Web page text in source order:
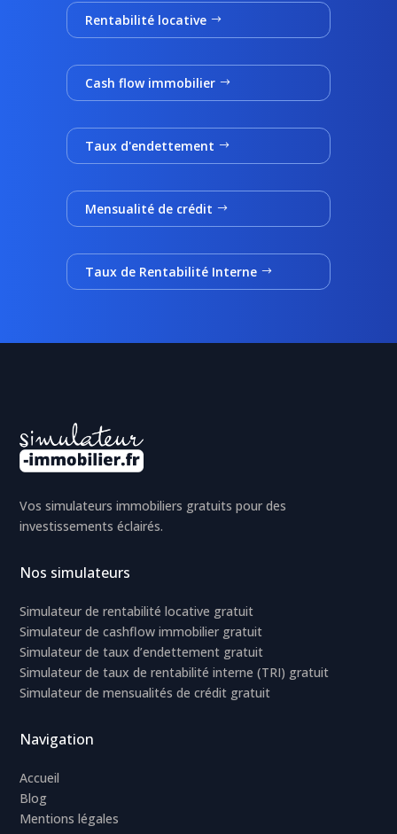
Rentabilité locative
Cash flow immobilier
Taux d'endettement
Mensualité de crédit
Taux de Rentabilité Interne
Vos simulateurs immobiliers gratuits pour des
investissements éclairés.
Nos simulateurs
Simulateur de rentabilité locative gratuit
Simulateur de cashflow immobilier gratuit
Simulateur de taux d’endettement gratuit
Simulateur de taux de rentabilité interne (TRI) gratuit
Simulateur de mensualités de crédit gratuit
Navigation
Accueil
Blog
Mentions légales